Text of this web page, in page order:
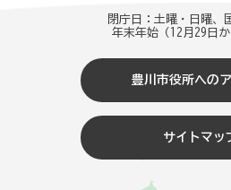
閉庁日：土曜・日曜、
年末年始（12月29日か
豊川市役所への
サイトマッ